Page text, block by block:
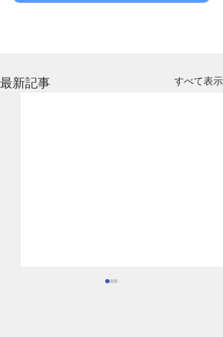
最新記事 すべて表示